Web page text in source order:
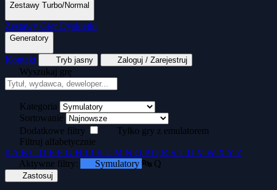
Wszystkie kategorie
Tekstowe
Zestawy Turbo/Normal
MapaSoft Turbo ROM SparkTurbo 2000
Zestawy Gier Dyskietki
Generatory
Generator kopert dyskietek
Kontakt Tryb jasny Zaloguj / Zarejestruj
Wyszukaj grę
Kategoria
Sortowanie
Dodatkowe filtry
Tylko gry z emulatorem
Filtruj alfabetycznie
# A B C D E F G H I J K L M N O PQ R S T U V W X Y Z
Aktywne filtry:
Symulatory 🔤 Q
Zastosuj